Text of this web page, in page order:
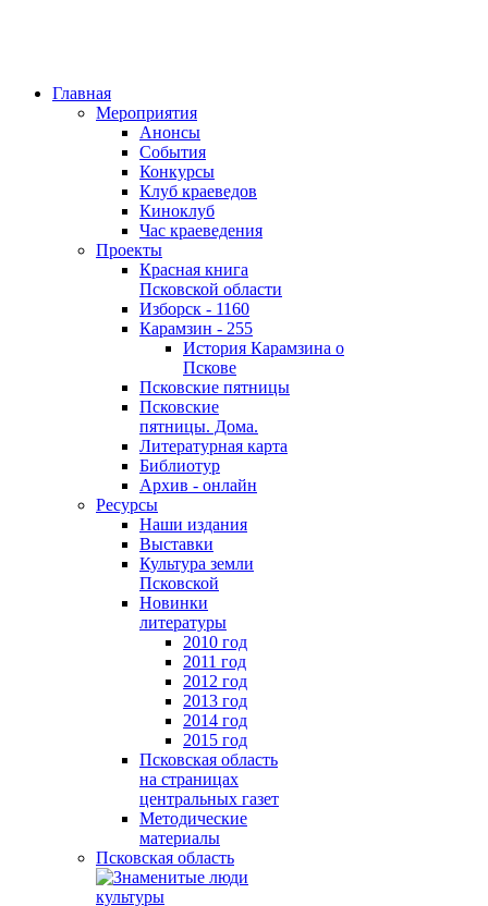
Главная
Мероприятия
Анонсы
События
Конкурсы
Клуб краеведов
Киноклуб
Час краеведения
Проекты
Красная книга
Псковской области
Изборск - 1160
Карамзин - 255
История Карамзина о
Пскове
Псковские пятницы
Псковские
пятницы. Дома.
Литературная карта
Библиотур
Архив - онлайн
Ресурсы
Наши издания
Выставки
Культура земли
Псковской
Новинки
литературы
2010 год
2011 год
2012 год
2013 год
2014 год
2015 год
Псковская область
на страницах
центральных газет
Методические
материалы
Псковская область